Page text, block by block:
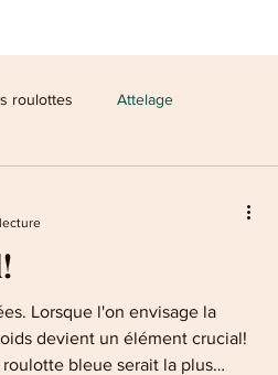
roulottes Attelage
Lorsque l'on envisage la
devient un élément crucial!
bleue serait la plus